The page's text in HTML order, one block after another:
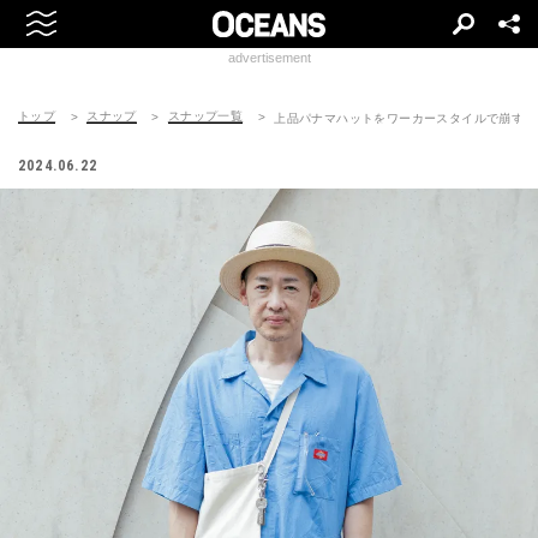
advertisement
トップ スナップ スナップ一覧 上品パナマハットをワーカースタイルで崩す
2024.06.22